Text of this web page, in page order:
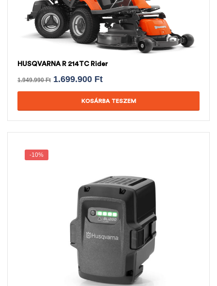
HUSQVARNA R 214TC Rider
1.949.990Ft 1.699.900 Ft
KOSÁRBA TESZEM
-10%